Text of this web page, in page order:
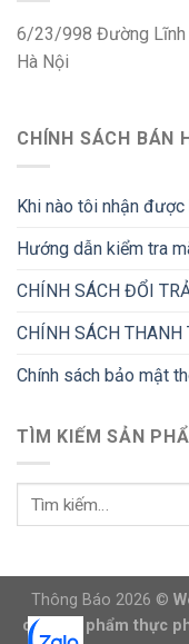
6/23/998 Đường Lĩnh
Hà Nội
CHÍNH SÁCH BÁN
Khi nào tôi nhận được
Hướng dẫn kiểm tra
CHÍNH SÁCH ĐỔI
CHÍNH SÁCH THANH
Chính sách bảo mật
TÌM KIẾM SẢN
Thông Báo 2026 ©
các sản phẩm thực